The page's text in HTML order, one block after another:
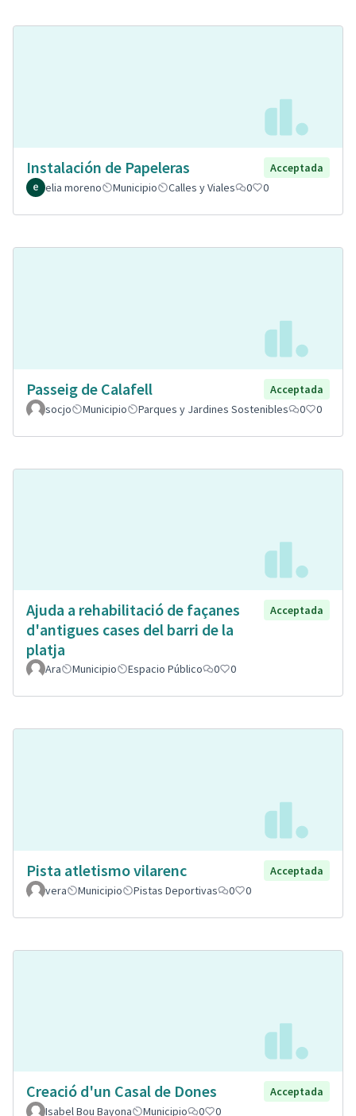
Instalación de Papeleras
Acceptada
elia moreno
Municipio Calles y Viales 0 0
Passeig de Calafell
Acceptada
socjo
Municipio Parques y Jardines Sostenibles 0 0
Ajuda a rehabilitació de façanes
d'antigues cases del barri de la
platja
Acceptada
Ara Municipio Espacio Público 0 0
Pista atletismo vilarenc
Acceptada
vera
Municipio Pistas Deportivas 0 0
Creació d'un Casal de Dones
Acceptada
Isabel Bou Bayona
Municipio 0 0